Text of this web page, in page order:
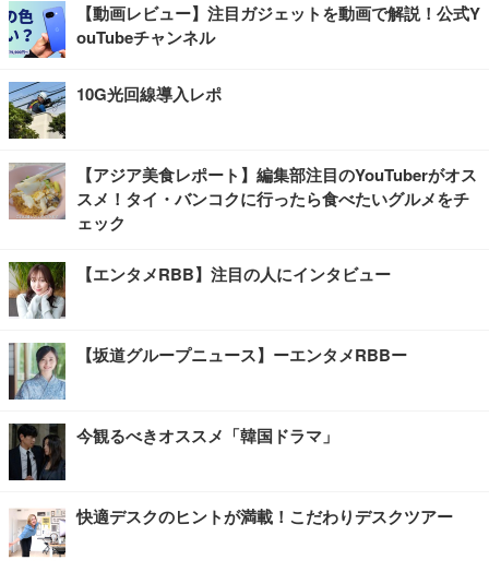
【動画レビュー】注目ガジェットを動画で解説！公式Y
ouTubeチャンネル
10G光回線導入レポ
【アジア美食レポート】編集部注目のYouTuberがオス
スメ！タイ・バンコクに行ったら食べたいグルメをチ
ェック
【エンタメRBB】注目の人にインタビュー
【坂道グループニュース】ーエンタメRBBー
今観るべきオススメ「韓国ドラマ」
快適デスクのヒントが満載！こだわりデスクツアー